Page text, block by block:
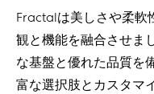
Fractalは美しさや柔軟
観と機能を融合させま
な基盤と優れた品質を
富な選択肢とカスタマ